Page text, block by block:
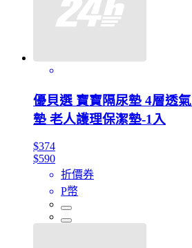
優貝選 寶寶隔尿墊 4層透
墊 老人護理保潔墊-1入
$374
$590
折價券
P幣